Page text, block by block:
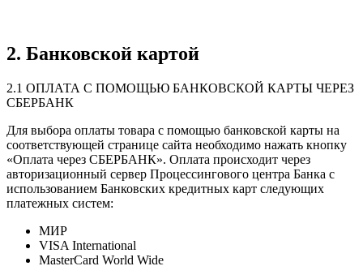
2. Банковской картой
2.1 ОПЛАТА С ПОМОЩЬЮ БАНКОВСКОЙ КАРТЫ ЧЕРЕЗ
СБЕРБАНК
Для выбора оплаты товара с помощью банковской карты на
соответствующей странице сайта необходимо нажать кнопку
«Оплата через СБЕРБАНК». Оплата происходит через
авторизационный сервер Процессингового центра Банка с
использованием Банковских кредитных карт следующих
платежных систем:
МИР
VISA International
MasterCard World Wide